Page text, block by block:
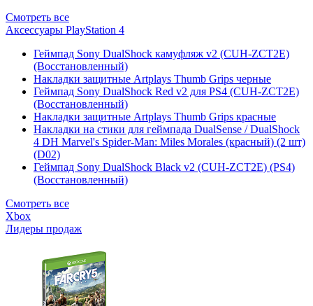
Смотреть все
Аксессуары PlayStation 4
Геймпад Sony DualShock камуфляж v2 (CUH-ZCT2E)
(Восстановленный)
Накладки защитные Artplays Thumb Grips черные
Геймпад Sony DualShock Red v2 для PS4 (CUH-ZCT2E)
(Восстановленный)
Накладки защитные Artplays Thumb Grips красные
Накладки на стики для геймпада DualSense / DualShock
4 DH Marvel's Spider-Man: Miles Morales (красный) (2 шт)
(D02)
Геймпад Sony DualShock Black v2 (CUH-ZCT2E) (PS4)
(Восстановленный)
Смотреть все
Xbox
Лидеры продаж